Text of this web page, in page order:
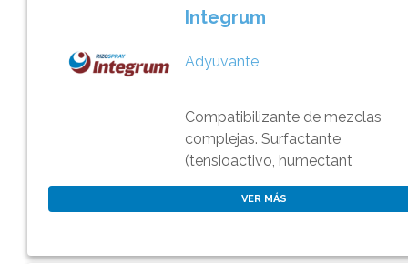
Integrum
Adyuvante
Compatibilizante de mezclas
complejas. Surfactante
(tensioactivo, humectant
VER MÁS